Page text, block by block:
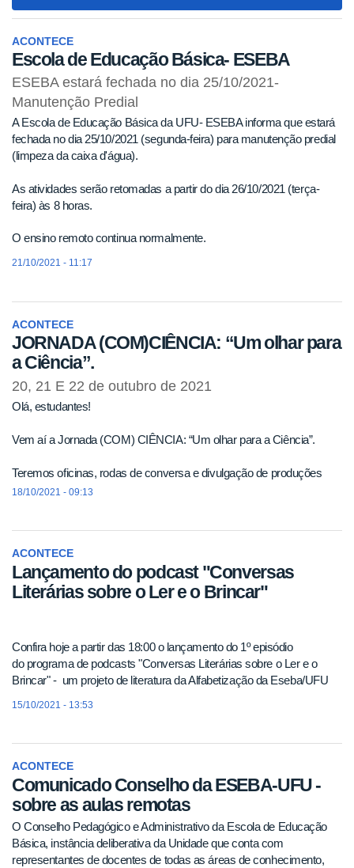
ACONTECE
Escola de Educação Básica- ESEBA
ESEBA estará fechada no dia 25/10/2021-
Manutenção Predial
A Escola de Educação Básica da UFU- ESEBA informa que estará
fechada no dia 25/10/2021 (segunda-feira) para manutenção predial
(limpeza da caixa d'água).
As atividades serão retomadas a partir do dia 26/10/2021 (terça-
feira) às 8 horas.
O ensino remoto continua normalmente.
21/10/2021 - 11:17
ACONTECE
JORNADA (COM)CIÊNCIA: “Um olhar para
a Ciência”.
20, 21 E 22 de outubro de 2021
Olá, estudantes!
Vem aí a Jornada (COM) CIÊNCIA: “Um olhar para a Ciência”.
Teremos oficinas, rodas de conversa e divulgação de produções
feitas por vocês.
18/10/2021 - 09:13
ACONTECE
Lançamento do podcast "Conversas
Literárias sobre o Ler e o Brincar"
Confira hoje a partir das 18:00 o lançamento do 1º episódio
do programa de podcasts "Conversas Literárias sobre o Ler e o
Brincar" - um projeto de literatura da Alfabetização da Eseba/UFU
15/10/2021 - 13:53
ACONTECE
Comunicado Conselho da ESEBA-UFU -
sobre as aulas remotas
O Conselho Pedagógico e Administrativo da Escola de Educação
Básica, instância deliberativa da Unidade que conta com
representantes de docentes de todas as áreas de conhecimento,